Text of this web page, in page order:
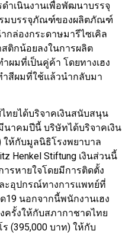
ำเนินงานเพื่อพัฒนาบรรจุ
มบรรจุภัณฑ์ของผลิตภัณฑ์
กล่องกระดาษมารีไซเคิล
ติกน้อยลงในการผลิต
ผมที่เป็นคู่ค้า โดยทางเฮง
สีผมที่ใช้แล้วนำกลับมา
ทยได้บริจาคเงินสนับสนุน
นาคมปีนี้ บริษัทได้บริจาคเงิน
ให้กับมูลนิธิโรงพยาบาล
Henkel Stiftung เงินส่วนนี้
รหายใจโดยมีการติดตั้ง
ะอุปกรณ์ทางการแพทย์ที่
19 นอกจากนี้พนักงานเฮง
ครั้งให้กับสภากาชาดไทย
(395,000 บาท) ให้กับ